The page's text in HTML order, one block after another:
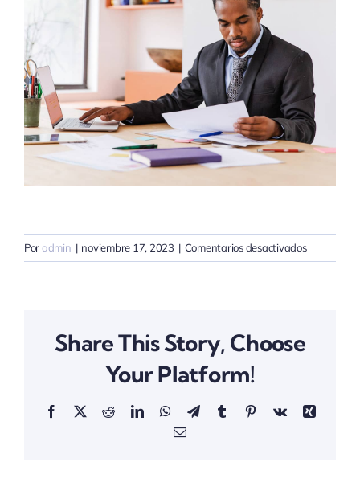
Poradmin | noviembre 17, 2023 | Comentarios desactivadosen
Ads
Share This Story, Choose
Your Platform!
Facebook
X RedditLinkedInWhatsApp
TelegramTumblrPinterestVk
Xing
Correo